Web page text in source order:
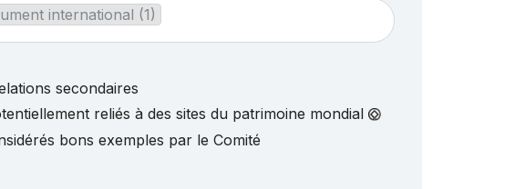
international (1)
secondaires
reliés à des sites du patrimoine mondial
bons exemples par le Comité